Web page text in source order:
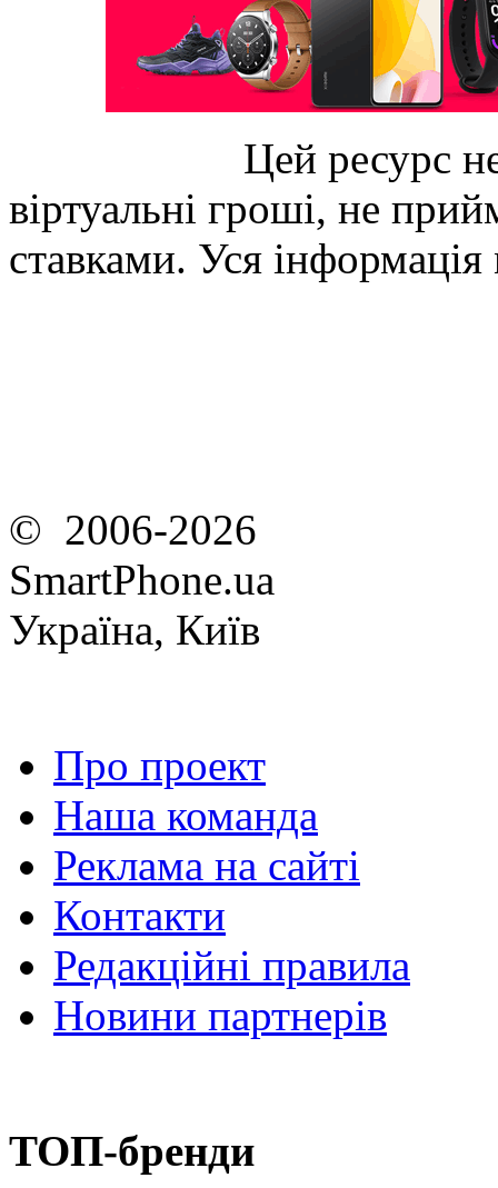
Цей ресурс
віртуальні гроші, не
ставками. Уся
© 2006-2026
SmartPhone.ua
Україна, Київ
Про проект
Наша команда
Реклама на сайті
Контакти
Редакційні правила
Новини партнерів
ТОП-бренди